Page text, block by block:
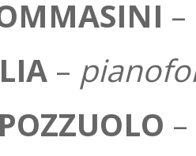
–
–
–